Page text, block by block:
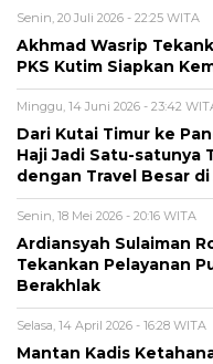
Senin, 20 Juli 2026 - 22:25 WITA
Akhmad Wasrip
PKS Kutim Siapkan
Minggu, 14 Juni 2026 - 23:42
Dari Kutai Timur ke
Haji Jadi Satu-satunya
dengan Travel Besar
Senin, 18 Mei 2026 - 20:16 WITA
Ardiansyah Sulaiman
Tekankan Pelayanan
Berakhlak
Selasa, 14 April 2026 - 16:28 WITA
Mantan Kadis